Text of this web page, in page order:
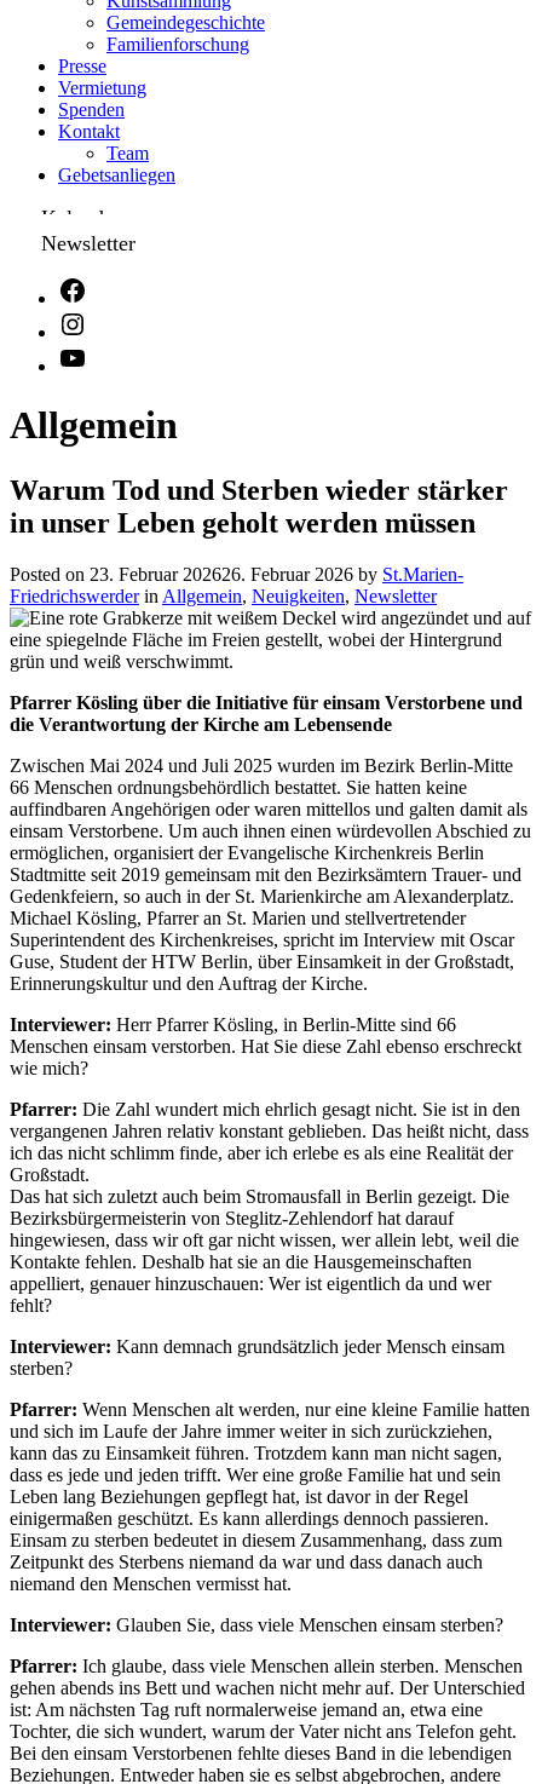
Gemeindegeschichte
Familienforschung
Presse
Vermietung
Spenden
Kontakt
Team
Gebetsanliegen
Kalender
Newsletter
Allgemein
Warum Tod und Sterben wieder stärker
in unser Leben geholt werden müssen
Posted on 23. Februar 202626. Februar 2026 by St.Marien-
Friedrichswerderin Allgemein, Neuigkeiten, Newsletter
Pfarrer Kösling über die Initiative für einsam Verstorbene und
die Verantwortung der Kirche am Lebensende
Zwischen Mai 2024 und Juli 2025 wurden im Bezirk Berlin-Mitte
66 Menschen ordnungsbehördlich bestattet. Sie hatten keine
auffindbaren Angehörigen oder waren mittellos und galten damit als
einsam Verstorbene. Um auch ihnen einen würdevollen Abschied zu
ermöglichen, organisiert der Evangelische Kirchenkreis Berlin
Stadtmitte seit 2019 gemeinsam mit den Bezirksämtern Trauer- und
Gedenkfeiern, so auch in der St. Marienkirche am Alexanderplatz.
Michael Kösling, Pfarrer an St. Marien und stellvertretender
Superintendent des Kirchenkreises, spricht im Interview mit Oscar
Guse, Student der HTW Berlin, über Einsamkeit in der Großstadt,
Erinnerungskultur und den Auftrag der Kirche.
Interviewer: Herr Pfarrer Kösling, in Berlin-Mitte sind 66
Menschen einsam verstorben. Hat Sie diese Zahl ebenso erschreckt
wie mich?
Pfarrer: Die Zahl wundert mich ehrlich gesagt nicht. Sie ist in den
vergangenen Jahren relativ konstant geblieben. Das heißt nicht, dass
ich das nicht schlimm finde, aber ich erlebe es als eine Realität der
Großstadt.
Das hat sich zuletzt auch beim Stromausfall in Berlin gezeigt. Die
Bezirksbürgermeisterin von Steglitz-Zehlendorf hat darauf
hingewiesen, dass wir oft gar nicht wissen, wer allein lebt, weil die
Kontakte fehlen. Deshalb hat sie an die Hausgemeinschaften
appelliert, genauer hinzuschauen: Wer ist eigentlich da und wer
fehlt?
Interviewer: Kann demnach grundsätzlich jeder Mensch einsam
sterben?
Pfarrer: Wenn Menschen alt werden, nur eine kleine Familie hatten
und sich im Laufe der Jahre immer weiter in sich zurückziehen,
kann das zu Einsamkeit führen. Trotzdem kann man nicht sagen,
dass es jede und jeden trifft. Wer eine große Familie hat und sein
Leben lang Beziehungen gepflegt hat, ist davor in der Regel
einigermaßen geschützt. Es kann allerdings dennoch passieren.
Einsam zu sterben bedeutet in diesem Zusammenhang, dass zum
Zeitpunkt des Sterbens niemand da war und dass danach auch
niemand den Menschen vermisst hat.
Interviewer: Glauben Sie, dass viele Menschen einsam sterben?
Pfarrer: Ich glaube, dass viele Menschen allein sterben. Menschen
gehen abends ins Bett und wachen nicht mehr auf. Der Unterschied
ist: Am nächsten Tag ruft normalerweise jemand an, etwa eine
Tochter, die sich wundert, warum der Vater nicht ans Telefon geht.
Bei den einsam Verstorbenen fehlte dieses Band in die lebendigen
Beziehungen. Entweder haben sie es selbst abgebrochen, andere